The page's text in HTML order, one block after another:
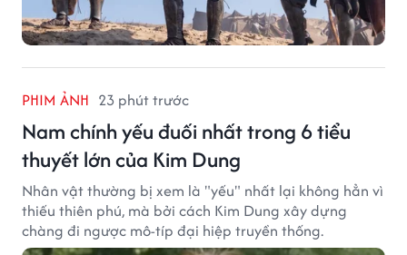
PHIM ẢNH 23 phút trước
Nam chính yếu đuối nhất trong 6 tiểu
thuyết lớn của Kim Dung
Nhân vật thường bị xem là "yếu" nhất lại không hẳn vì
thiếu thiên phú, mà bởi cách Kim Dung xây dựng
chàng đi ngược mô-típ đại hiệp truyền thống.